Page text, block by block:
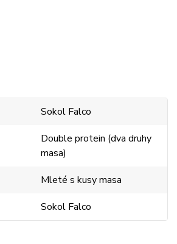
Sokol Falco
Double protein (dva druhy
masa)
Mleté s kusy masa
Sokol Falco